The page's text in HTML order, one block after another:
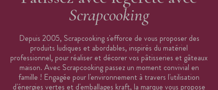
Scrapcooking
Depuis 2005, Scrapcooking s'efforce de vous proposer des
produits ludiques et abordables, inspirés du matériel
professionnel, pour réaliser et décorer vos pâtisseries et gâteaux
maison. Avec Scrapcooking passez un moment convivial en
famille ! Engagée pour l'environnement à travers l'utilisation
d'énergies vertes et d'emballages kraft, la marque vous propose